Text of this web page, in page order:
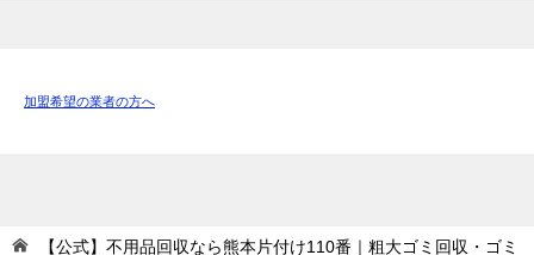
加盟希望の業者の方へ
【公式】不用品回収なら熊本片付け110番｜粗大ゴミ回収・ゴミ